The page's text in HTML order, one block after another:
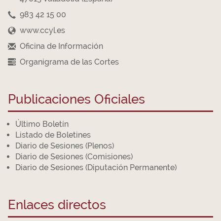
983 42 15 00
www.ccyl.es
Oficina de Información
Organigrama de las Cortes
Publicaciones Oficiales
Último Boletín
Listado de Boletines
Diario de Sesiones (Plenos)
Diario de Sesiones (Comisiones)
Diario de Sesiones (Diputación Permanente)
Enlaces directos